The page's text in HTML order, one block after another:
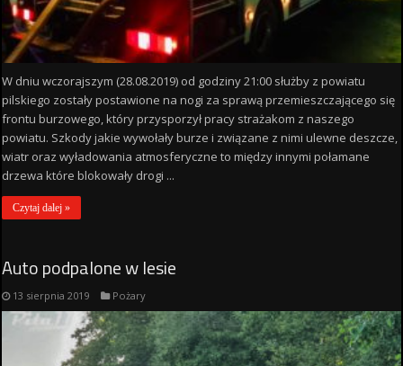
W dniu wczorajszym (28.08.2019) od godziny 21:00 służby z powiatu
pilskiego zostały postawione na nogi za sprawą przemieszczającego się
frontu burzowego, który przysporzył pracy strażakom z naszego
powiatu. Szkody jakie wywołały burze i związane z nimi ulewne deszcze,
wiatr oraz wyładowania atmosferyczne to między innymi połamane
drzewa które blokowały drogi ...
Czytaj dalej »
Auto podpalone w lesie
13 sierpnia 2019 Pożary